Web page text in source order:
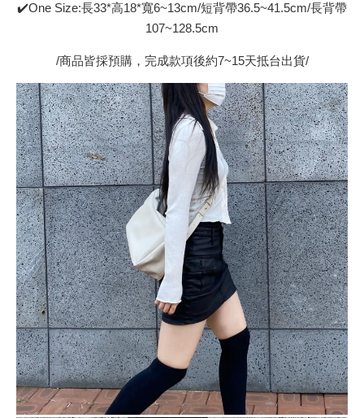
✔️One Size:長33*高18*寬6~13cm/短背帶36.5~41.5cm/長背帶
107~128.5cm
/商品皆採預購，完成款項後約7~15天抵台出貨/